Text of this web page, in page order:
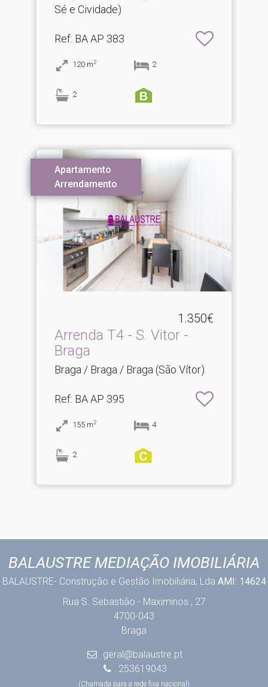
Sé e Cividade)
Ref: BA AP 383
120 m2 2
2
Apartamento
Arrendamento
1.350€
Arrenda T4 - S.​ Vitor -
Braga
Braga / Braga / Braga (São Vítor)
Ref: BA AP 395
155 m2 4
2
BALAUSTRE MEDIAÇÃO IMOBILIÁRIA
BALAUSTRE- Construção e Gestão Imobiliária, Lda AMI: 14624
Rua S. Sebastião - Maximinos , 27
4700-043
Braga
geral@balaustre.pt
253619043
(Chamada para a rede fixa nacional)